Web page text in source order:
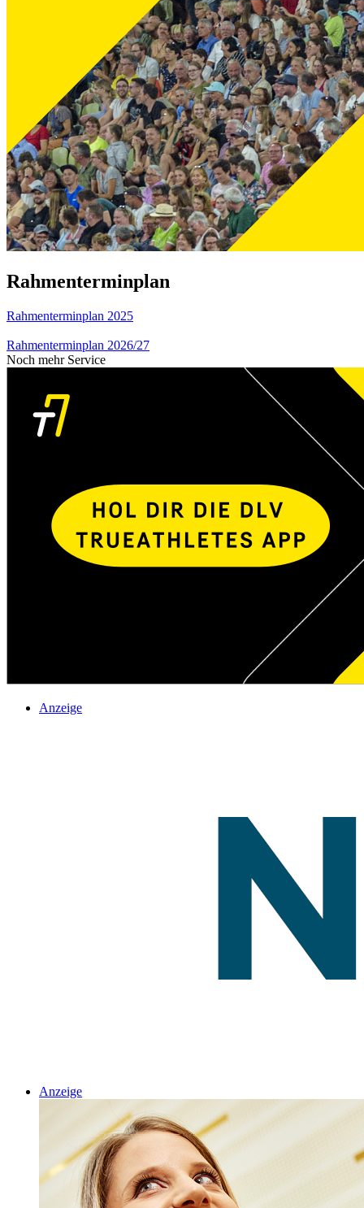
Rahmenterminplan
Rahmenterminplan 2025
Rahmenterminplan 2026/27
Noch mehr Service
Anzeige
Anzeige